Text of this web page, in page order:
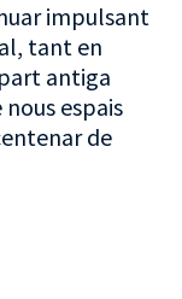
impulsant
tant en
antiga
espais
de